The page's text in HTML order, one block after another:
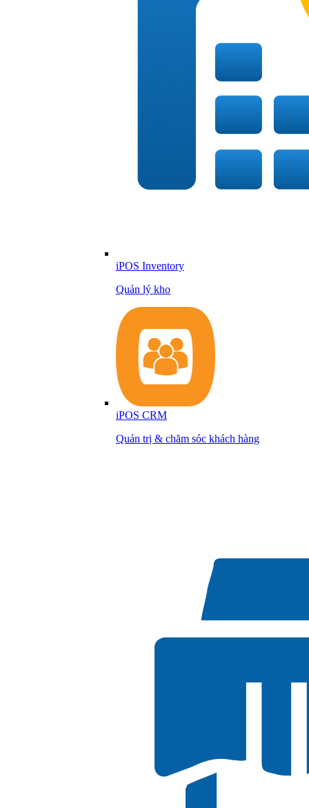
iPOS Inventory
Quản lý kho
iPOS CRM
Quản trị & chăm sóc khách hàng